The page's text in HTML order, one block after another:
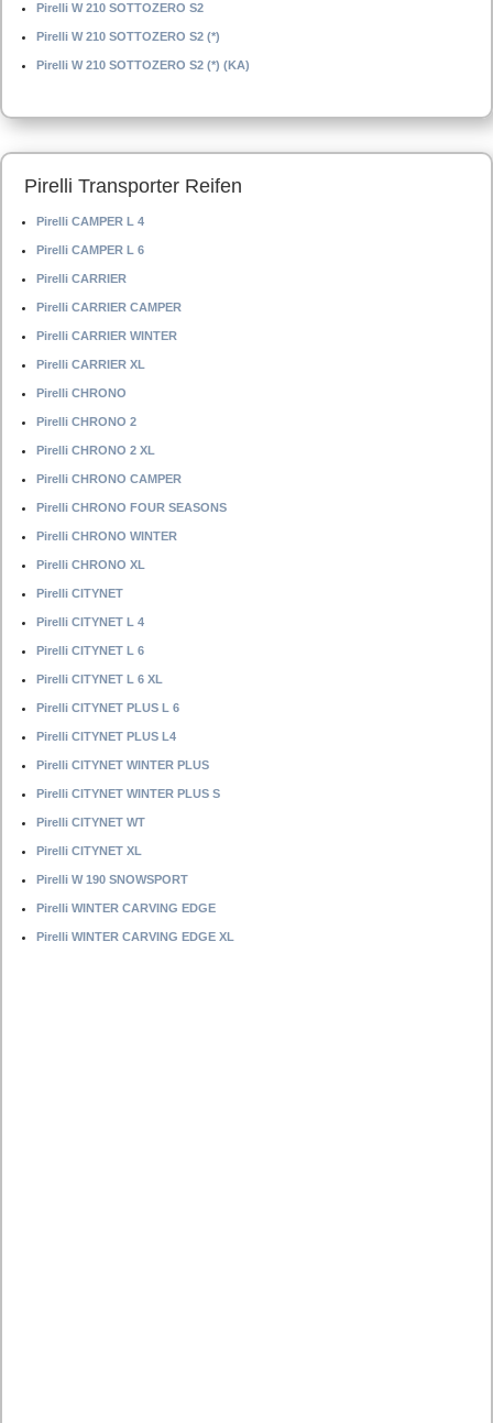
Pirelli W 210 SOTTOZERO S2
Pirelli W 210 SOTTOZERO S2 (*)
Pirelli W 210 SOTTOZERO S2 (*) (KA)
Pirelli Transporter Reifen
Pirelli CAMPER L 4
Pirelli CAMPER L 6
Pirelli CARRIER
Pirelli CARRIER CAMPER
Pirelli CARRIER WINTER
Pirelli CARRIER XL
Pirelli CHRONO
Pirelli CHRONO 2
Pirelli CHRONO 2 XL
Pirelli CHRONO CAMPER
Pirelli CHRONO FOUR SEASONS
Pirelli CHRONO WINTER
Pirelli CHRONO XL
Pirelli CITYNET
Pirelli CITYNET L 4
Pirelli CITYNET L 6
Pirelli CITYNET L 6 XL
Pirelli CITYNET PLUS L 6
Pirelli CITYNET PLUS L4
Pirelli CITYNET WINTER PLUS
Pirelli CITYNET WINTER PLUS S
Pirelli CITYNET WT
Pirelli CITYNET XL
Pirelli W 190 SNOWSPORT
Pirelli WINTER CARVING EDGE
Pirelli WINTER CARVING EDGE XL